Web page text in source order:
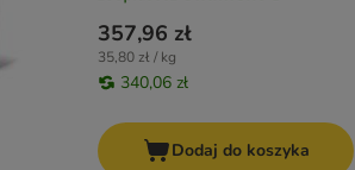
357,96 zł
35,80 zł / kg
340,06 zł
Dodaj do koszyka